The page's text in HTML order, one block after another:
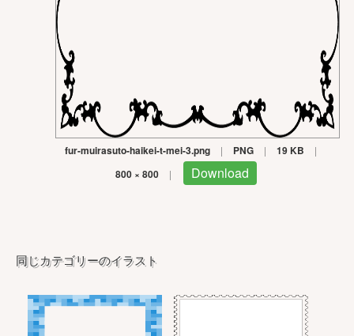
fur-muirasuto-haikei-t-mei-3.png | PNG | 19 KB |
800 × 800 | Download
同じカテゴリーのイラスト